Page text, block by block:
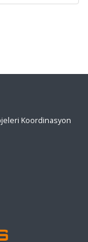
Koordinasyon